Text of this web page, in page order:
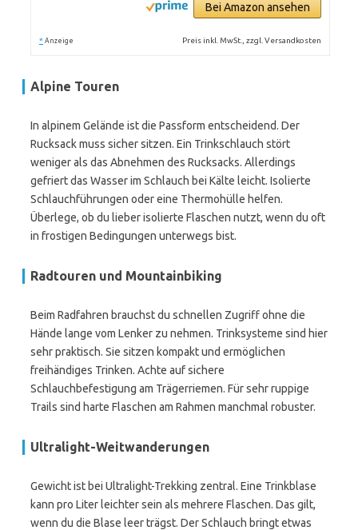
Bei Amazon ansehen
* Anzeige Preis inkl. MwSt., zzgl. Versandkosten
Alpine Touren
In alpinem Gelände ist die Passform entscheidend. Der
Rucksack muss sicher sitzen. Ein Trinkschlauch stört
weniger als das Abnehmen des Rucksacks. Allerdings
gefriert das Wasser im Schlauch bei Kälte leicht. Isolierte
Schlauchführungen oder eine Thermohülle helfen.
Überlege, ob du lieber isolierte Flaschen nutzt, wenn du oft
in frostigen Bedingungen unterwegs bist.
Radtouren und Mountainbiking
Beim Radfahren brauchst du schnellen Zugriff ohne die
Hände lange vom Lenker zu nehmen. Trinksysteme sind hier
sehr praktisch. Sie sitzen kompakt und ermöglichen
freihändiges Trinken. Achte auf sichere
Schlauchbefestigung am Trägerriemen. Für sehr ruppige
Trails sind harte Flaschen am Rahmen manchmal robuster.
Ultralight-Weitwanderungen
Gewicht ist bei Ultralight-Trekking zentral. Eine Trinkblase
kann pro Liter leichter sein als mehrere Flaschen. Das gilt,
wenn du die Blase leer trägst. Der Schlauch bringt etwas